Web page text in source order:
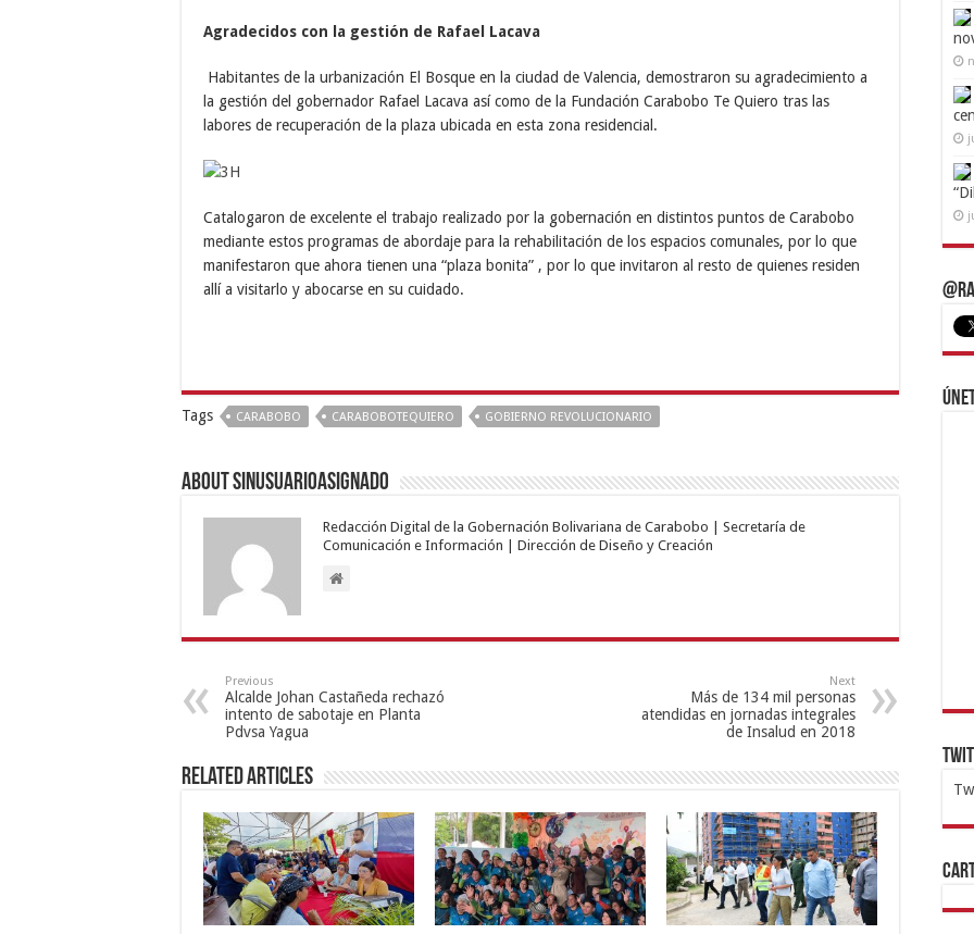
Agradecidos con la gestión de Rafael Lacava
Habitantes de la urbanización El Bosque en la ciudad de Valencia, demostraron su agradecimiento a
la gestión del gobernador Rafael Lacava así como de la Fundación Carabobo Te Quiero tras las
labores de recuperación de la plaza ubicada en esta zona residencial.
Catalogaron de excelente el trabajo realizado por la gobernación en distintos puntos de Carabobo
mediante estos programas de abordaje para la rehabilitación de los espacios comunales, por lo que
manifestaron que ahora tienen una “plaza bonita” , por lo que invitaron al resto de quienes residen
allí a visitarlo y abocarse en su cuidado.
Tags CARABOBO CARABOBOTEQUIERO GOBIERNO REVOLUCIONARIO
About sinusuarioasignado
Redacción Digital de la Gobernación Bolivariana de Carabobo | Secretaría de
Comunicación e Información | Dirección de Diseño y Creación
Previous
Alcalde Johan Castañeda rechazó
intento de sabotaje en Planta
Pdvsa Yagua
Next
Más de 134 mil personas
atendidas en jornadas integrales
de Insalud en 2018
Related Articles